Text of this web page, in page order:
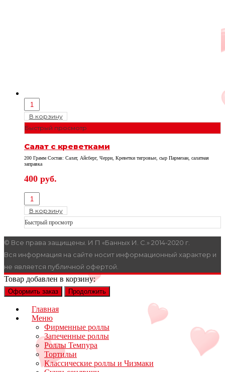
В корзину
Быстрый просмотр
Салат с креветками
200 Грамм Состав: Салат, Айсберг, Черри, Креветки тигровые, сыр Пармезан, салатная
заправка
400 руб.
В корзину
Быстрый просмотр
© Все права защищены. И П «Банных И. С.» 2014-2020 г.
Вся информация на сайте носит информационный характер и
не является публичной офертой.
Товар добавлен в корзину:
Оформить заказ Продолжить
Главная
Меню
Фирменные роллы
Запеченные роллы
Роллы Темпура
Тортильи
Классические роллы и Чизмаки